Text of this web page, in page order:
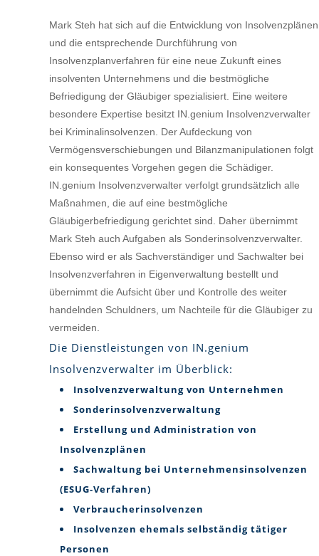
Mark Steh hat sich auf die Entwicklung von Insolvenzplänen
und die entsprechende Durchführung von
Insolvenzplanverfahren für eine neue Zukunft eines
insolventen Unternehmens und die bestmögliche
Befriedigung der Gläubiger spezialisiert. Eine weitere
besondere Expertise besitzt IN.genium Insolvenzverwalter
bei Kriminalinsolvenzen. Der Aufdeckung von
Vermögensverschiebungen und Bilanzmanipulationen folgt
ein konsequentes Vorgehen gegen die Schädiger.
IN.genium Insolvenzverwalter verfolgt grundsätzlich alle
Maßnahmen, die auf eine bestmögliche
Gläubigerbefriedigung gerichtet sind. Daher übernimmt
Mark Steh auch Aufgaben als Sonderinsolvenzverwalter.
Ebenso wird er als Sachverständiger und Sachwalter bei
Insolvenzverfahren in Eigenverwaltung bestellt und
übernimmt die Aufsicht über und Kontrolle des weiter
handelnden Schuldners, um Nachteile für die Gläubiger zu
vermeiden.
Die Dienstleistungen von IN.genium
Insolvenzverwalter im Überblick:
Insolvenzverwaltung von Unternehmen
Sonderinsolvenzverwaltung
Erstellung und Administration von
Insolvenzplänen
Sachwaltung bei Unternehmensinsolvenzen
(ESUG-Verfahren)
Verbraucherinsolvenzen
Insolvenzen ehemals selbständig tätiger
Personen